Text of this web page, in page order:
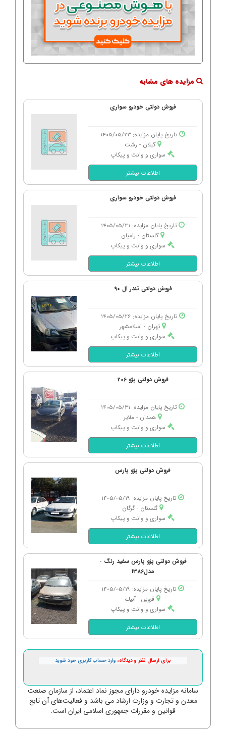
مزایده های مشابه
فروش دولتی خودرو سواری
تاریخ پایان مزایده: 1405/05/23
گیلان - رشت
سواری و وانت و پیکاپ
اطلاعات بیشتر
فروش دولتی خودرو سواری
تاریخ پایان مزایده: 1405/05/31
گلستان - رامیان
سواری و وانت و پیکاپ
اطلاعات بیشتر
فروش دولتی تندر ال 90
تاریخ پایان مزایده: 1405/05/26
تهران - اسلامشهر
سواری و وانت و پیکاپ
اطلاعات بیشتر
فروش دولتی پژو 206
تاریخ پایان مزایده: 1405/05/31
همدان - ملایر
سواری و وانت و پیکاپ
اطلاعات بیشتر
فروش دولتی پژو پارس
تاریخ پایان مزایده: 1405/05/19
گلستان - گرگان
سواری و وانت و پیکاپ
اطلاعات بیشتر
فروش دولتی پژو پارس سفید رنگ -
مدل1386
تاریخ پایان مزایده: 1405/05/19
قزوین - آبیك
سواری و وانت و پیکاپ
اطلاعات بیشتر
برای ارسال نظر و دیدگاه، وارد حساب کاربری خود شوید
سامانه مزایده خودرو دارای مجوز نماد اعتماد، از سازمان صنعت
معدن و تجارت و وزارت ارشاد می باشد و فعالیت‌های آن تابع
قوانین و مقررات جمهوری اسلامی ایران است.